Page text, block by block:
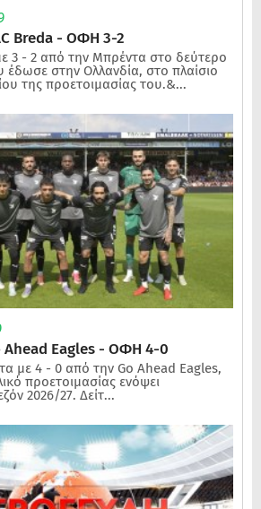
Breda - ΟΦΗ 3-2
3 - 2 από την Μπρέντα στο δεύτερο
έδωσε στην Ολλανδία, στο πλαίσιο
της προετοιμασίας του.&...
Ahead Eagles - ΟΦΗ 4-0
με 4 - 0 από την Go Ahead Eagles,
προετοιμασίας ενόψει
2026/27. Δείτ...